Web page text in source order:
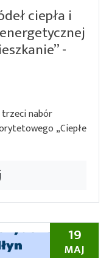
ciepła i
-
trzeci nabór
„Ciepłe
19
MAJ